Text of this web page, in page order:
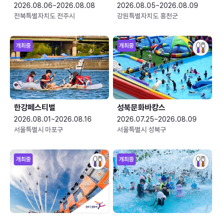
2026.08.06~2026.08.08
전북특별자치도 전주시
2026.08.05~2026.08.09
강원특별자치도 홍천군
개최중
한강페스티벌
2026.08.01~2026.08.16
서울특별시 마포구
개최중
성북문화바캉스
2026.07.25~2026.08.09
서울특별시 성북구
개최중 개최중